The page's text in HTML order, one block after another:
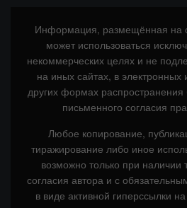
Информация, размещённая на
может использоваться
некоммерческих целях и не
на иных сайтах, в
других формах распространения
письменного согласия
Любое копирование,
тиражирование либо иное
возможно только при наличии
согласия автора и с
в виде активной гиперссылки